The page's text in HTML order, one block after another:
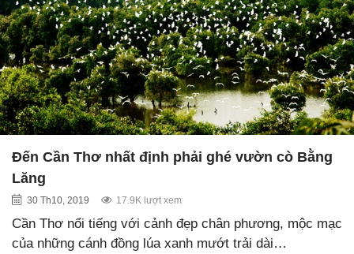
Đến Cần Thơ nhất định phải ghé vườn cò Bằng
Lăng
30 Th10, 2019 17.9K lượt xem
Cần Thơ nổi tiếng với cảnh đẹp chân phương, mộc mạc
của những cánh đồng lúa xanh mướt trải dài…